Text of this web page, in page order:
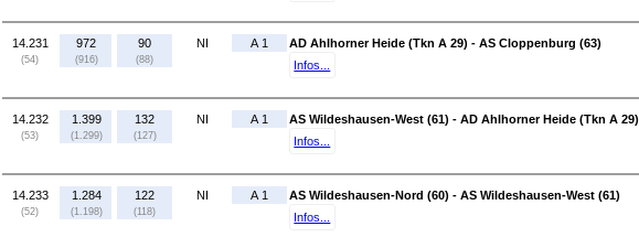
14.231
(54)
972
(916)
90
(88)
NI A 1
AD Ahlhorner Heide (Tkn A 29) - AS Cloppenburg (63)
Infos...
14.232
(53)
1.399
(1.299)
132
(127)
NI A 1
AS Wildeshausen-West (61) - AD Ahlhorner Heide (Tkn A 29)
Infos...
14.233
(52)
1.284
(1.198)
122
(118)
NI A 1
AS Wildeshausen-Nord (60) - AS Wildeshausen-West (61)
Infos...